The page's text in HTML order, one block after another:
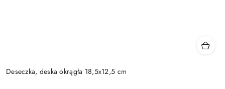
Deseczka, deska okrągła 18,5x12,5 cm